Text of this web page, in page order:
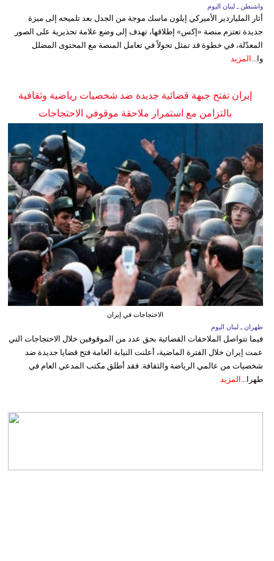
واشنطن ـ لبنان اليوم
أثار الملياردير الأميركي إيلون ماسك موجة من الجدل بعد تلميحه إلى ميزة
جديدة تعتزم منصة «إكس» إطلاقها، تهدف إلى وضع علامة تحذيرية على الصور
المعدّلة، في خطوة قد تمثل تحولاً في تعامل المنصة مع المحتوى المضلل
وا... المزيد
إيران تفتح جبهة قضائية جديدة ضد شخصيات رياضية وثقافية
بالتزامن مع استمرار ملاحقة موقوفي الاحتجاجات
الاحتجاجات في إيران
طهران ـ لبنان اليوم
فيما تتواصل الملاحقات القضائية بحق عدد من الموقوفين خلال الاحتجاجات التي
عمت إيران خلال الفترة الماضية، أعلنت النيابة العامة فتح قضايا جديدة ضد
شخصيات من عالمي الرياضة والثقافة. فقد أطلق مكتب المدعي العام في
طهرا... المزيد